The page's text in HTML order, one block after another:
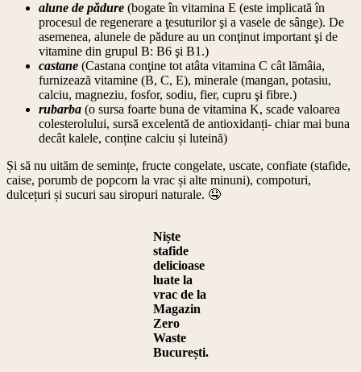
alune de pădure (bogate în vitamina E (este implicată în
procesul de regenerare a ţesuturilor şi a vasele de sânge). De
asemenea, alunele de pădure au un conţinut important şi de
vitamine din grupul B: B6 şi B1.)
castane (Castana conţine tot atâta vitamina C cât lămâia,
furnizează vitamine (B, C, E), minerale (mangan, potasiu,
calciu, magneziu, fosfor, sodiu, fier, cupru şi fibre.)
rubarba (o sursa foarte buna de vitamina K, scade valoarea
colesterolului, sursă excelentă de antioxidanți- chiar mai buna
decât kalele, conține calciu și luteină)
Și să nu uităm de semințe, fructe congelate, uscate, confiate (stafide,
caise, porumb de popcorn la vrac și alte minuni), compoturi,
dulcețuri și sucuri sau siropuri naturale. 🤤
Niște
stafide
delicioase
luate la
vrac de la
Magazin
Zero
Waste
București.